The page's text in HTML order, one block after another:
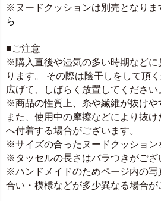
※ヌードクッションは別売となりま
ら
■ご注意
※購入直後や湿気の多い時期などに
ります。 その際は陰干しをして頂
広げて、しばらく放置してください
※商品の性質上、糸や繊維が抜けや
また、使用中の摩擦などにより抜
へ付着する場合がございます。
※サイズの合ったヌードクッション
※タッセルの長さはバラつきがござ
※ハンドメイドのためページ内の写
合い・模様などが多少異なる場合が